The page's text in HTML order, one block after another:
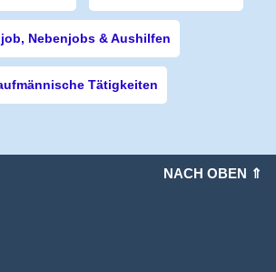
Nebenjobs & Aushilfen
Tätigkeiten
NACH OBEN ⇑